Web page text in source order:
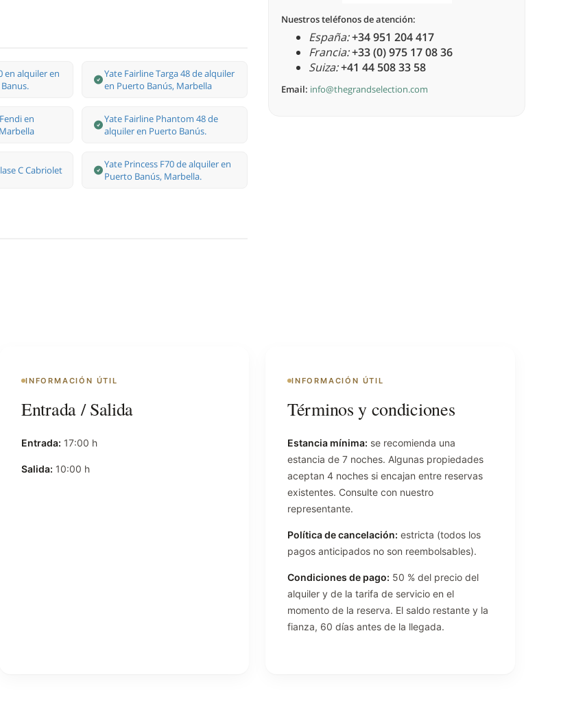
en alquiler en
Yate Fairline Targa 48 de alquiler
en Puerto Banús, Marbella
en
Yate Fairline Phantom 48 de
alquiler en Puerto Banús.
С Cabriolet
Yate Princess F70 de alquiler en
Puerto Banús, Marbella.
Nuestros teléfonos de atención:
España:+34 951 204 417
Francia:+33 (0) 975 17 08 36
Suiza:+41 44 508 33 58
Email: info@thegrandselection.com
INFORMACIÓN ÚTIL
Entrada / Salida
Entrada: 17:00 h
Salida: 10:00 h
INFORMACIÓN ÚTIL
Términos y condiciones
Estancia mínima: se recomienda una
estancia de 7 noches. Algunas propiedades
aceptan 4 noches si encajan entre reservas
existentes. Consulte con nuestro
representante.
Política de cancelación: estricta (todos los
pagos anticipados no son reembolsables).
Condiciones de pago: 50 % del precio del
alquiler y de la tarifa de servicio en el
momento de la reserva. El saldo restante y la
fianza, 60 días antes de la llegada.